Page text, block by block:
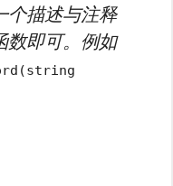
个描述与注释
数即可。例如